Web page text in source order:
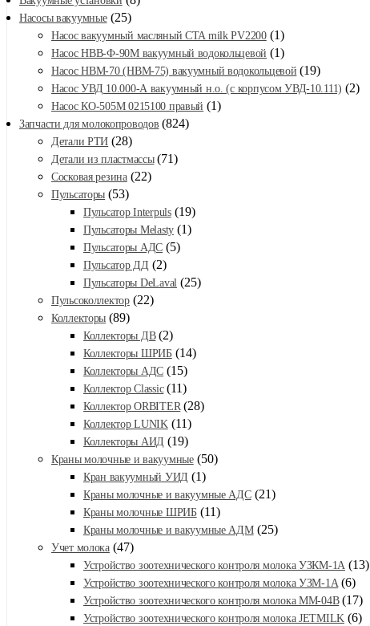
Насосы вакуумные (25)
Насос вакуумный масляный CTA milk PV2200 (1)
Насос НВВ-Ф-90М вакуумный водокольцевой (1)
Насос НВМ-70 (НВМ-75) вакуумный водокольцевой (19)
Насос УВД 10.000-А вакуумный н.о. (с корпусом УВД-10.111) (2)
Насос КО-505М 0215100 правый (1)
Запчасти для молокопроводов (824)
Детали РТИ (28)
Детали из пластмассы (71)
Сосковая резина (22)
Пульсаторы (53)
Пульсатор Interpuls (19)
Пульсаторы Melasty (1)
Пульсаторы АДС (5)
Пульсатор ДД (2)
Пульсаторы DeLaval (25)
Пульсоколлектор (22)
Коллекторы (89)
Коллекторы ДВ (2)
Коллекторы ШРИБ (14)
Коллекторы АДС (15)
Коллектор Classic (11)
Коллектор ORBITER (28)
Коллектор LUNIK (11)
Коллекторы АИД (19)
Краны молочные и вакуумные (50)
Кран вакуумный УИД (1)
Краны молочные и вакуумные АДС (21)
Краны молочные ШРИБ (11)
Краны молочные и вакуумные АДМ (25)
Учет молока (47)
Устройство зоотехнического контроля молока УЗКМ-1А (13)
Устройство зоотехнического контроля молока УЗМ-1А (6)
Устройство зоотехнического контроля молока ММ-04В (17)
Устройство зоотехнического контроля молока JETMILK (6)